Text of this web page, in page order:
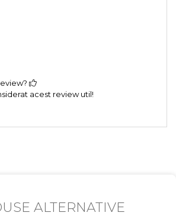
acest review util!
ALTERNATIVE